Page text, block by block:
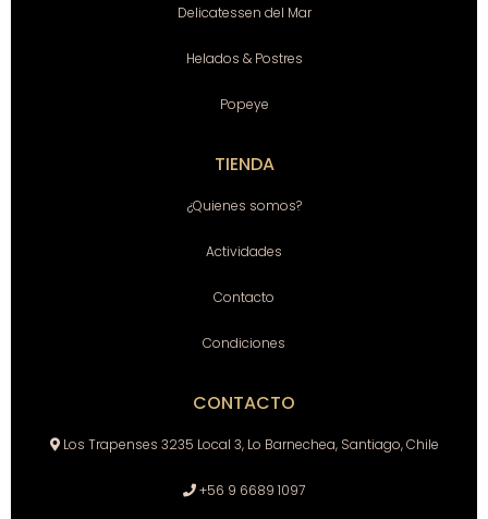
Delicatessen del Mar
Helados & Postres
Popeye
TIENDA
¿Quienes somos?
Actividades
Contacto
Condiciones
CONTACTO
Los Trapenses 3235 Local 3, Lo Barnechea, Santiago, Chile
+56 9 6689 1097